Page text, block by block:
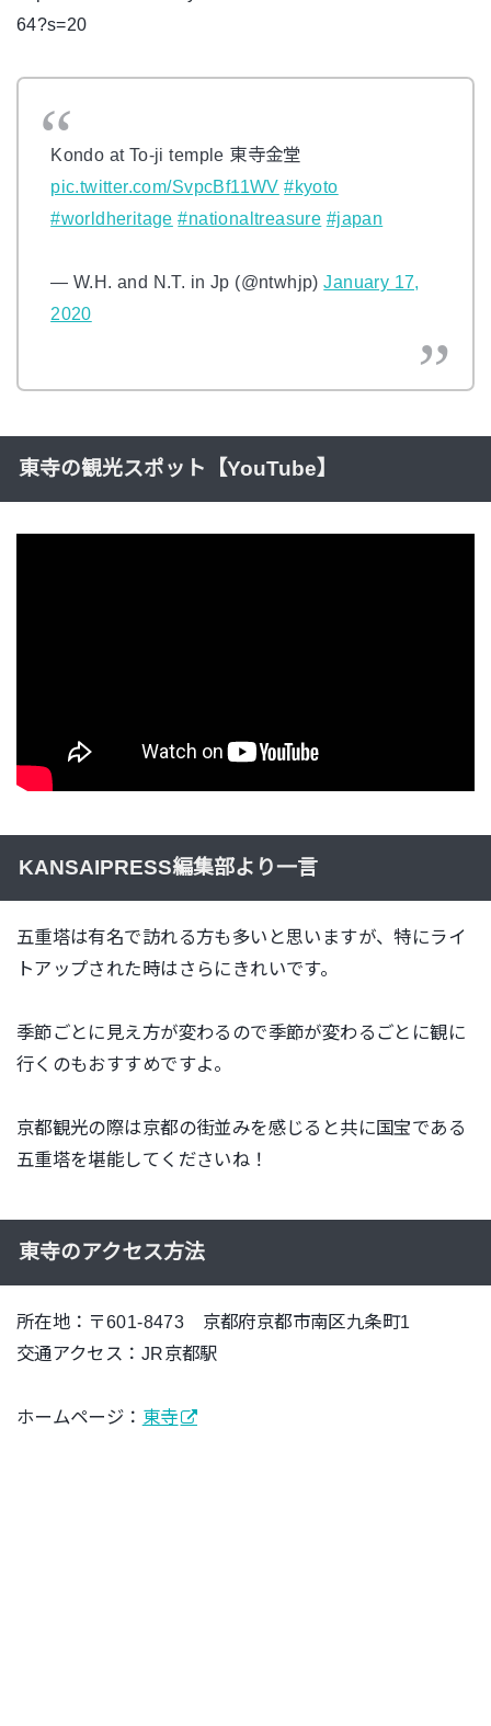
64?s=20
Kondo at To-ji temple 東寺金堂
pic.twitter.com/SvpcBf11WV #kyoto
#worldheritage #nationaltreasure #japan
— W.H. and N.T. in Jp (@ntwhjp)January 17,
2020
東寺の観光スポット【YouTube】
KANSAIPRESS編集部より一言
五重塔は有名で訪れる方も多いと思いますが、特にライ
トアップされた時はさらにきれいです。
季節ごとに見え方が変わるので季節が変わるごとに観に
行くのもおすすめですよ。
京都観光の際は京都の街並みを感じると共に国宝である
五重塔を堪能してくださいね！
東寺のアクセス方法
所在地：〒601-8473 京都府京都市南区九条町1
交通アクセス：JR京都駅
ホームページ： 東寺